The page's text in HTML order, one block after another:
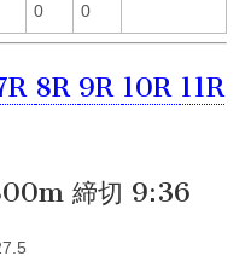
0 0
8R 9R 10R 11R
締切 9:36